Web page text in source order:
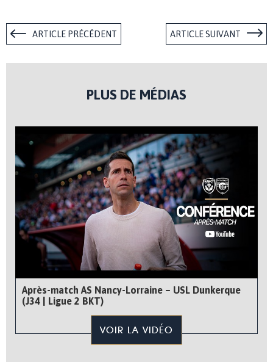
ARTICLE PRÉCÉDENT ARTICLE SUIVANT
PLUS DE MÉDIAS
Après-match AS Nancy-Lorraine – USL Dunkerque
(J34 | Ligue 2 BKT)
VOIR LA VIDÉO